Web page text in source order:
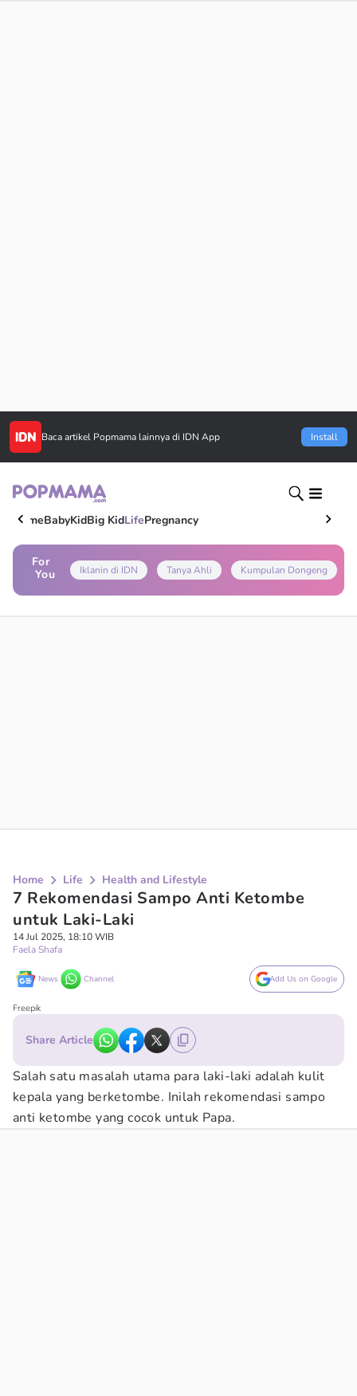
Baca artikel Popmama lainnya di IDN App Install
HomeBabyKidBig KidLifePregnancy
For
You
Iklanin di IDN Tanya Ahli Kumpulan Dongeng
Home Life Health and Lifestyle
7 Rekomendasi Sampo Anti Ketombe
untuk Laki-Laki
14 Jul 2025, 18:10 WIB
Faela Shafa
News Channel Add Us on Google
Freepik
Share Article
Salah satu masalah utama para laki-laki adalah kulit
kepala yang berketombe. Inilah rekomendasi sampo
anti ketombe yang cocok untuk Papa.